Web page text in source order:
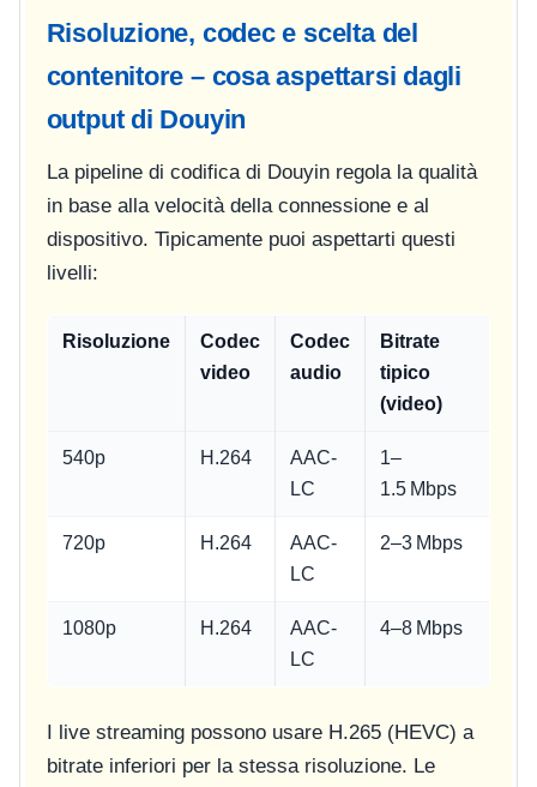
Risoluzione, codec e scelta del
contenitore – cosa aspettarsi dagli
output di Douyin
La pipeline di codifica di Douyin regola la qualità
in base alla velocità della connessione e al
dispositivo. Tipicamente puoi aspettarti questi
livelli:
Risoluzione
Codec
video
Codec
audio
Bitrate
tipico
(video)
540p H.264
AAC-
LC
1–
1.5 Mbps
720p H.264
AAC-
LC
2–3 Mbps
1080p H.264
AAC-
LC
4–8 Mbps
I live streaming possono usare H.265 (HEVC) a
bitrate inferiori per la stessa risoluzione. Le